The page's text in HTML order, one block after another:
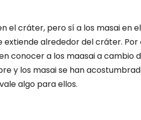
el cráter, pero sí a los masai en
alrededor del cráter. Por
conocer a los maasai a cambio
y los masai se han
algo para ellos.
Continuar con Google
Continuar con Facebook